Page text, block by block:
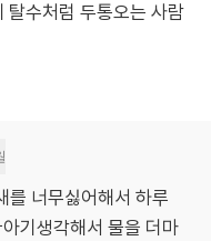
탈수처럼 두통오는 사람
를 너무싫어해서 하루
기생각해서 물을 더마